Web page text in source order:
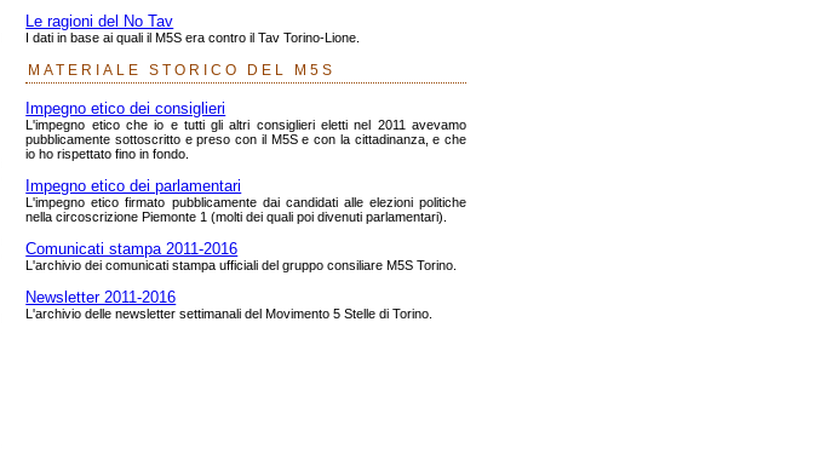
Le ragioni del No Tav
I dati in base ai quali il M5S era contro il Tav Torino-Lione.
MATERIALE STORICO DEL M5S
Impegno etico dei consiglieri
L'impegno etico che io e tutti gli altri consiglieri eletti nel 2011 avevamo
pubblicamente sottoscritto e preso con il M5S e con la cittadinanza, e che
io ho rispettato fino in fondo.
Impegno etico dei parlamentari
L'impegno etico firmato pubblicamente dai candidati alle elezioni politiche
nella circoscrizione Piemonte 1 (molti dei quali poi divenuti parlamentari).
Comunicati stampa 2011-2016
L'archivio dei comunicati stampa ufficiali del gruppo consiliare M5S Torino.
Newsletter 2011-2016
L'archivio delle newsletter settimanali del Movimento 5 Stelle di Torino.